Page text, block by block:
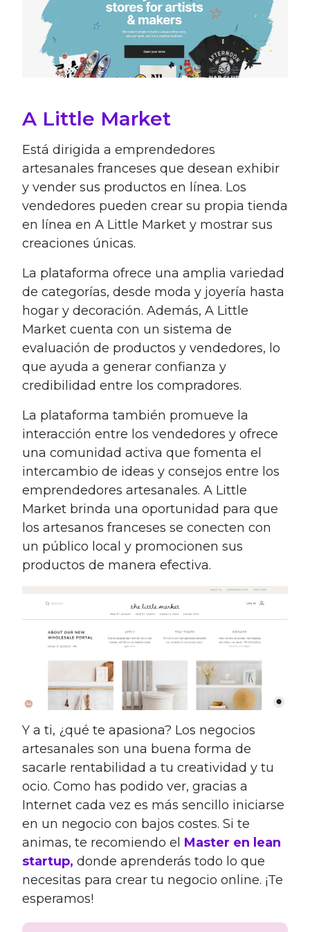
A Little Market
Está dirigida a emprendedores
artesanales franceses que desean exhibir
y vender sus productos en línea. Los
vendedores pueden crear su propia tienda
en línea en A Little Market y mostrar sus
creaciones únicas.
La plataforma ofrece una amplia variedad
de categorías, desde moda y joyería hasta
hogar y decoración. Además, A Little
Market cuenta con un sistema de
evaluación de productos y vendedores, lo
que ayuda a generar confianza y
credibilidad entre los compradores.
La plataforma también promueve la
interacción entre los vendedores y ofrece
una comunidad activa que fomenta el
intercambio de ideas y consejos entre los
emprendedores artesanales. A Little
Market brinda una oportunidad para que
los artesanos franceses se conecten con
un público local y promocionen sus
productos de manera efectiva.
Y a ti, ¿qué te apasiona? Los negocios
artesanales son una buena forma de
sacarle rentabilidad a tu creatividad y tu
ocio. Como has podido ver, gracias a
Internet cada vez es más sencillo iniciarse
en un negocio con bajos costes. Si te
animas, te recomiendo el Master en lean
startup, donde aprenderás todo lo que
necesitas para crear tu negocio online. ¡Te
esperamos!